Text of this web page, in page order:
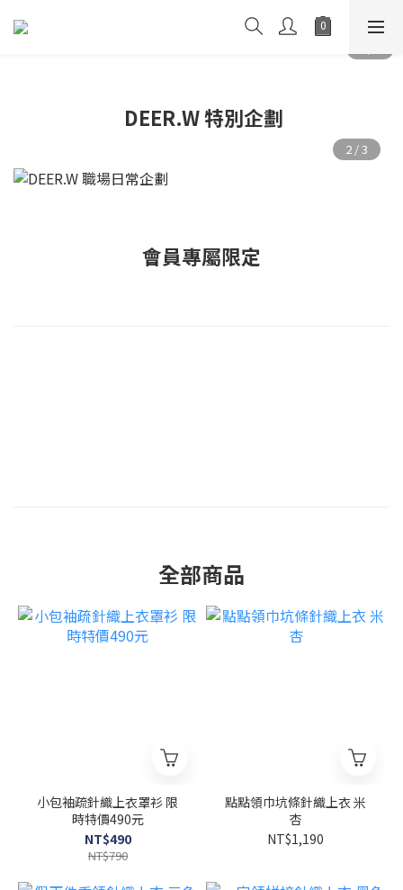
DEER.W 特別企劃
會員專屬限定
全部商品
小包袖疏針織上衣罩衫 限
時特價490元
NT$490
NT$790
點點領巾坑條針織上衣 米
杏
NT$1,190